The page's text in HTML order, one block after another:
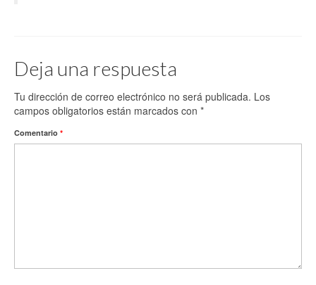
Deja una respuesta
Tu dirección de correo electrónico no será publicada. Los
campos obligatorios están marcados con *
Comentario *